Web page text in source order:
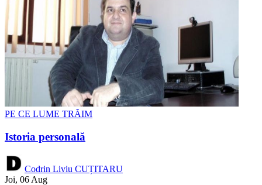
PE CE LUME TRĂIM
Istoria personală
Codrin Liviu CUȚITARU
Joi, 06 Aug